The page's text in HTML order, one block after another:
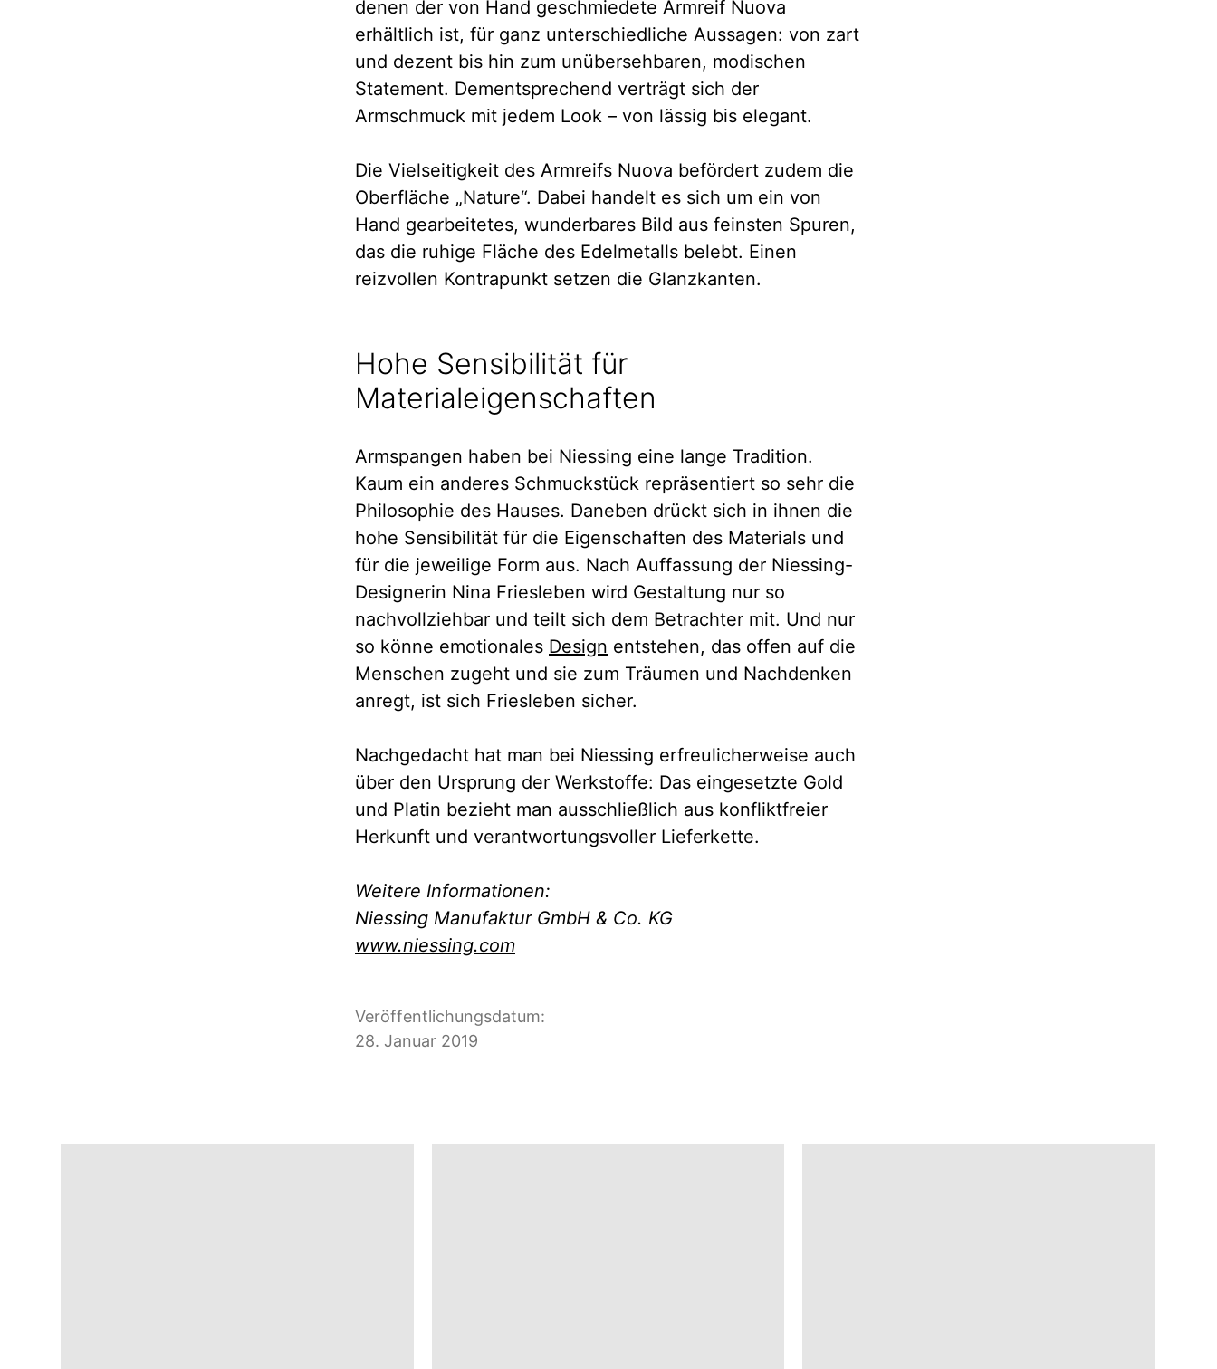
denen der von Hand geschmiedete Armreif Nuova
erhältlich ist, für ganz unterschiedliche Aussagen: von zart
und dezent bis hin zum unübersehbaren, modischen
Statement. Dementsprechend verträgt sich der
Armschmuck mit jedem Look – von lässig bis elegant.
Die Vielseitigkeit des Armreifs Nuova befördert zudem die
Oberfläche „Nature“. Dabei handelt es sich um ein von
Hand gearbeitetes, wunderbares Bild aus feinsten Spuren,
das die ruhige Fläche des Edelmetalls belebt. Einen
reizvollen Kontrapunkt setzen die Glanzkanten.
Hohe Sensibilität für
Materialeigenschaften
Armspangen haben bei Niessing eine lange Tradition.
Kaum ein anderes Schmuckstück repräsentiert so sehr die
Philosophie des Hauses. Daneben drückt sich in ihnen die
hohe Sensibilität für die Eigenschaften des Materials und
für die jeweilige Form aus. Nach Auffassung der Niessing-
Designerin Nina Friesleben wird Gestaltung nur so
nachvollziehbar und teilt sich dem Betrachter mit. Und nur
so könne emotionales Design entstehen, das offen auf die
Menschen zugeht und sie zum Träumen und Nachdenken
anregt, ist sich Friesleben sicher.
Nachgedacht hat man bei Niessing erfreulicherweise auch
über den Ursprung der Werkstoffe: Das eingesetzte Gold
und Platin bezieht man ausschließlich aus konfliktfreier
Herkunft und verantwortungsvoller Lieferkette.
Weitere Informationen:
Niessing Manufaktur GmbH & Co. KG
www.niessing.com
Veröffentlichungsdatum:
28. Januar 2019